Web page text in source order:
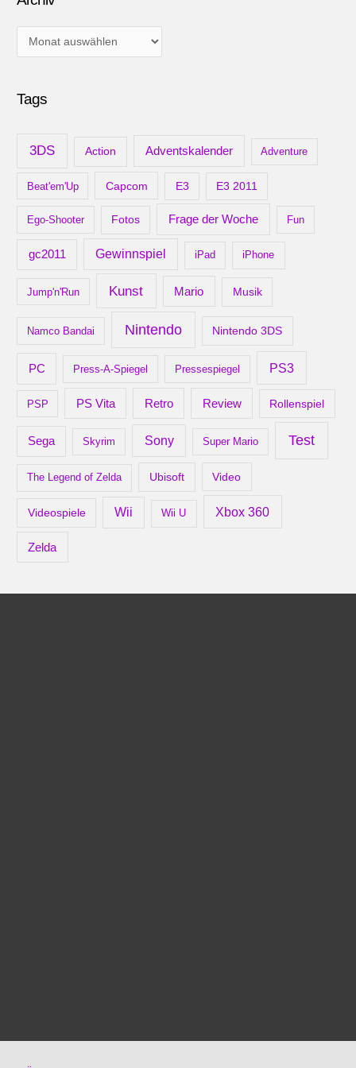
r
Tags
3DS Action Adventskalender Adventure
Beat'em'Up Capcom E3 E3 2011
Ego-Shooter Fotos Frage der Woche Fun
gc2011 Gewinnspiel iPad iPhone
Jump'n'Run Kunst Mario Musik
Namco Bandai Nintendo Nintendo 3DS
PC Press-A-Spiegel Pressespiegel PS3
PSP PS Vita Retro Review Rollenspiel
Sega Skyrim Sony Super Mario Test
The Legend of Zelda Ubisoft Video
Videospiele Wii Wii U Xbox 360
Zelda